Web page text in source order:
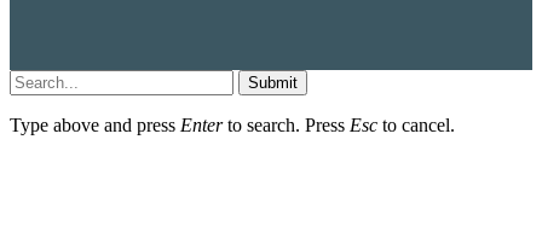
Submit
Type above and press Enterto search. Press Esc to cancel.